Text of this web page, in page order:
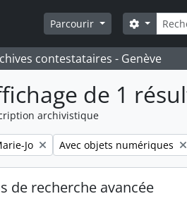
Parcourir
Search
contestataires - Genève
de 1
archivistique
Jo Remove filter:
Avec objets numériques
de recherche avancée